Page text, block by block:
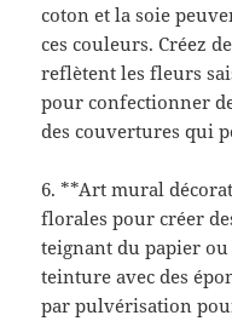
coton et la soie
ces couleurs. Créez
reflètent les fleurs
pour confectionner
des couvertures qui
6. **Art mural
florales pour créer
teignant du papier
teinture avec des
par pulvérisation